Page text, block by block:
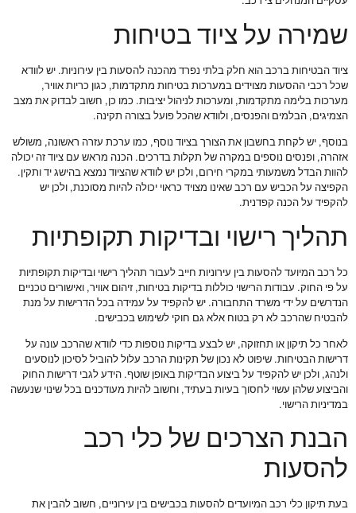
שמירה על ציוד בטיחות
ציוד הבטיחות ברכב הוא חלק בלתי נפרד מהכנה להסעות בין עירוניות. יש לוודא
שכל רכבי ההסעות מצוידים במערכות בטיחות מתקדמות, כגון כריות אוויר,
מערכות בלימה מתקדמות, ומערכות לניהול יציבות. כמו כן, חשוב לבדוק את מצב
הצמיגים, הבלמים והפנסים, ולוודא שהכל פועל בצורה תקינה.
בנוסף, יש לקחת בחשבון את הצורך בציוד נוסף, כמו ערכת עזרה ראשונה, משולש
אזהרה, ופנסים נוספים במקרה של תקלות בדרכים. הכנה מראש עם ציוד זה יכולה
להוות הבדל משמעותי במקרי חירום, ולכן יש לוודא שהציוד נמצא בהישג יד ותקין.
הקפיצה על הכביש עם רכב שאינו מצויד כראוי יכולה להיות מסוכנת, ולכן יש
להקפיד על הכנה קפדנית.
תהליך רישוי ובדיקות תקופתיות
כל רכב המיועד להסעות בין עירוניות חייב לעבור תהליך רישוי ובדיקות תקופתיות
על פי החוק. עבודות הרישוי כוללות בדיקות בטיחות, זיהום אוויר, ואישורים טכניים
הנדרשים על ידי משרד התחבורה. יש להקפיד על עמידה בכל הדרישות על מנת
להבטיח שהרכב לא רק בטוח אלא גם חוקי לשימוש בכבישים.
לאחר כל תיקון או תחזוקה, יש לבצע בדיקות נוספות כדי לוודא שהרכב עונה על
דרישות הבטיחות. שיפוט לא נכון של תקינות הרכב עלול להוביל לסיכון לנוסעים
ולנהג, ולכן יש להקפיד על ביצוע הבדיקות באופן שוטף. הידע לגבי דרישות החוק
והביצוע שלהן עשוי לחסוך בעיות בעתיד, וחשוב להיות מעודכנים בכל שינוי שנעשה
במדיניות הרישוי.
הבנת הצרכים של כלי רכב
להסעות
בעת תיקון כלי רכב המיועדים להסעות בכבישים בין עירוניים, חשוב להבין את